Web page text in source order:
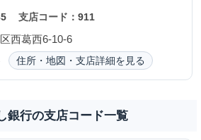
支店コード：911
西葛西6-10-6
住所・地図・支店詳細を見る
銀行の支店コード一覧